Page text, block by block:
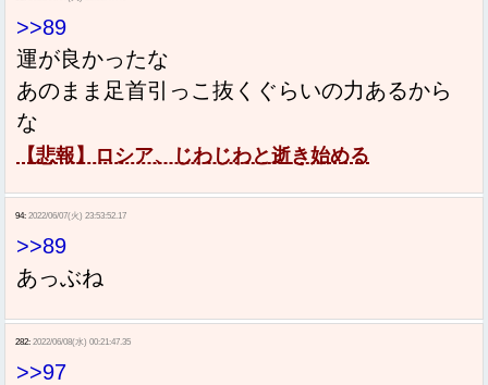
>>89
運が良かったな
あのまま足首引っこ抜くぐらいの力あるから
な
【悲報】ロシア、じわじわと逝き始める
94: 2022/06/07(火) 23:53:52.17
>>89
あっぶね
282: 2022/06/08(水) 00:21:47.35
>>97